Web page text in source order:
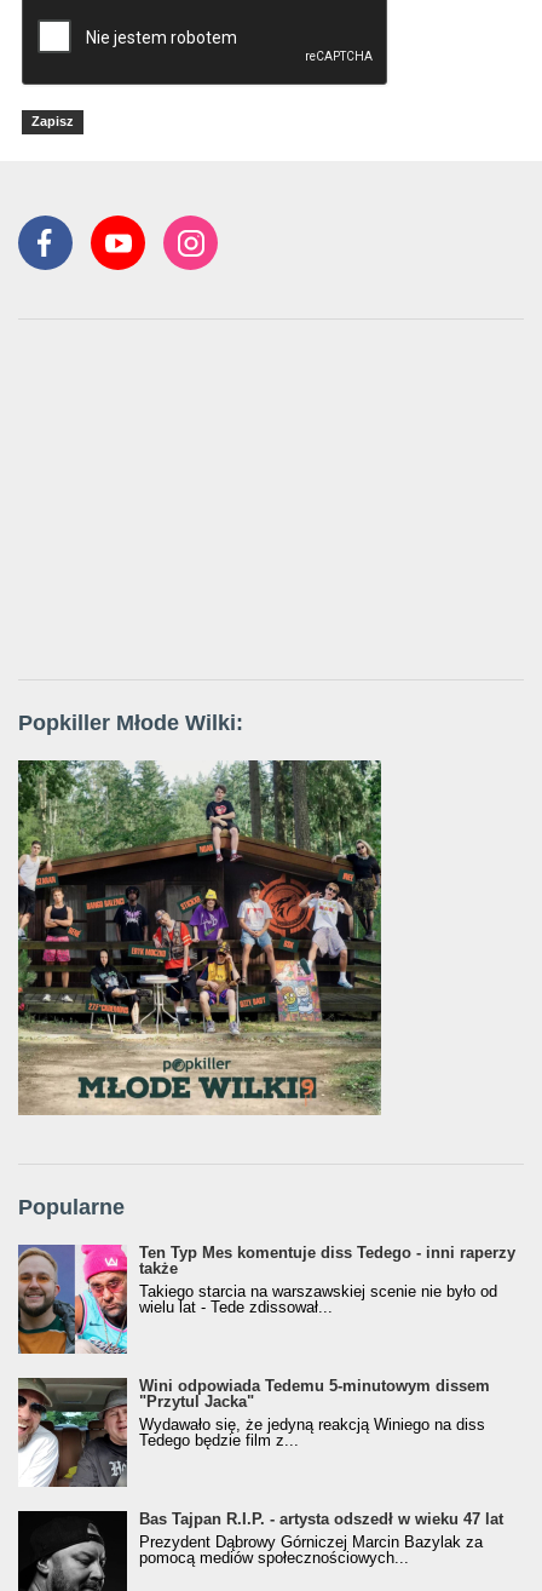
Popkiller Młode Wilki:
Popularne
Ten Typ Mes komentuje diss Tedego - inni raperzy
także
Takiego starcia na warszawskiej scenie nie było od
wielu lat - Tede zdissował...
Wini odpowiada Tedemu 5-minutowym dissem
"Przytul Jacka"
Wydawało się, że jedyną reakcją Winiego na diss
Tedego będzie film z...
Bas Tajpan R.I.P. - artysta odszedł w wieku 47 lat
Prezydent Dąbrowy Górniczej Marcin Bazylak za
pomocą mediów społecznościowych...